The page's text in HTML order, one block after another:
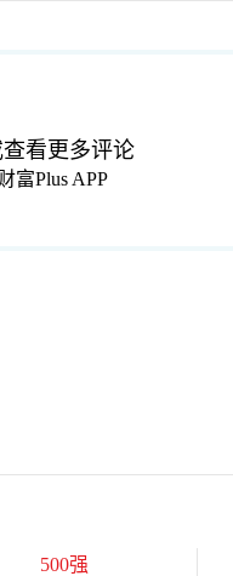
看更多评论
富Plus APP
500强